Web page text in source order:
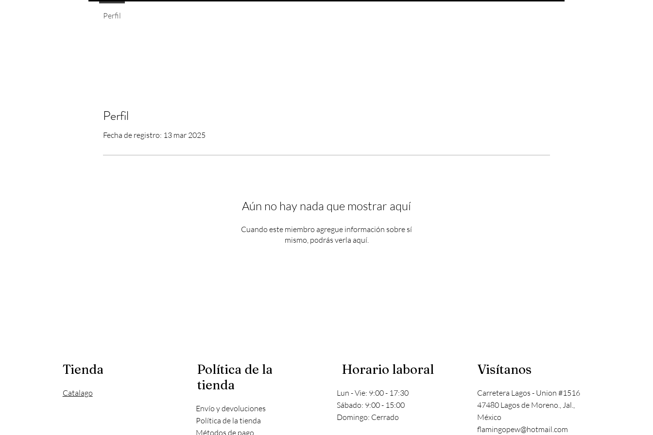
Perfil
Fecha de registro: 13 mar 2025
Aún no hay nada que mostrar aquí
Cuando este miembro agregue información sobre sí
mismo, podrás verla aquí.
Perfil
Tienda
Catalago
Política de la
tienda
Envío y devoluciones
Política de la tienda
Métodos de pago
Horario laboral
Lun - Vie: 9:00 - 17:30
​​Sábado: 9:00 - 15:00
​Domingo: Cerrado
Visítanos
Carretera Lagos - Union #1516
47480 Lagos de Moreno., Jal.,
México
flamingopew@hotmail.com